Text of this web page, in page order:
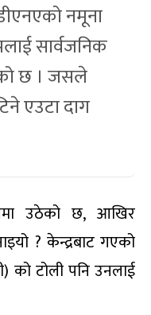
नमूना
सार्वजनिक
छ । जसले
एउटा दाग
उठेको छ, आखिर
? केन्द्रबाट गएको
को टोली पनि उनलाई